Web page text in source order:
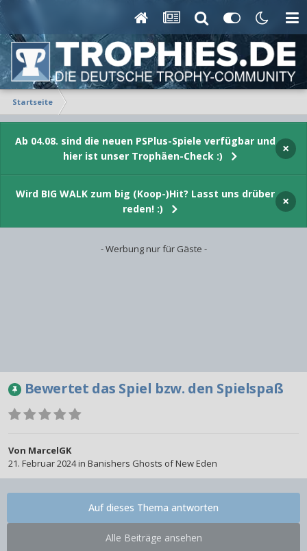
Startseite
Ab 04.08. sind die neuen PSPlus-Spiele verfügbar und
hier ist unser Trophäen-Check :)
×
Wird BIG WALK zum big (Koop-)Hit? Lasst uns drüber
reden! :)
×
- Werbung nur für Gäste -
Bewertet das Spiel bzw. den Spielspaß
Von MarcelGK
21. Februar 2024in Banishers Ghosts of New Eden
Alle Beiträge ansehen
Auf dieses Thema antworten